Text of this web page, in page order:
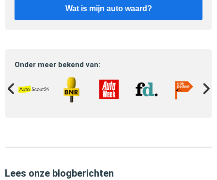
Wat is mijn auto waard?
Onder meer bekend van:
Lees onze blogberichten